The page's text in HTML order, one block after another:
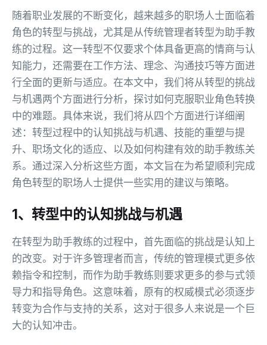
随着职业发展的不断变化，越来越多的职场人士面临着
角色的转型与挑战，尤其是从传统管理者转型为助手教
练的过程。这一转型不仅要求个体具备更高的情商与认
知能力，还需要在工作方法、理念、沟通技巧等方面进
行全面的更新与适应。在本文中，我们将从转型的挑战
与机遇两个方面进行分析，探讨如何克服职业角色转换
中的难题。具体来说，我们将从四个方面进行详细阐
述：转型过程中的认知挑战与机遇、技能的重塑与提
升、职场文化的适应、以及如何构建有效的助手教练关
系。通过深入分析这些方面，本文旨在为希望顺利完成
角色转型的职场人士提供一些实用的建议与策略。
1、转型中的认知挑战与机遇
在转型为助手教练的过程中，首先面临的挑战是认知上
的改变。对于许多管理者而言，传统的管理模式更多依
赖指令和控制，而作为助手教练则要求更多的参与式领
导力和指导角色。这意味着，原有的权威模式必须逐步
转变为合作与支持的关系，这对于很多人来说是一个巨
大的认知冲击。